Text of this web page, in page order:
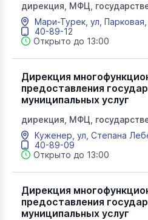
дирекция, МФЦ,
услуги, мои документы
Мари-Турек, ул,
40-89-12
Открыто до 13:00
Дирекция
предоставления
муниципальных услуг
дирекция, МФЦ,
услуги, мои документы
Куженер, ул, Степана
40-89-09
Открыто до 13:00
Дирекция
предоставления
муниципальных услуг